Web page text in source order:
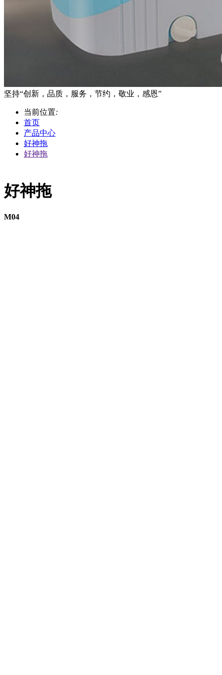
坚持“创新，品质，服务，节约，敬业，感恩”
当前位置:
首页
产品中心
好神拖
好神拖
好神拖
M04